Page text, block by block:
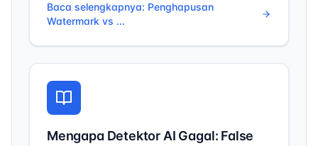
Baca selengkapnya: Penghapusan
Watermark vs ...
Mengapa Detektor AI Gagal: False